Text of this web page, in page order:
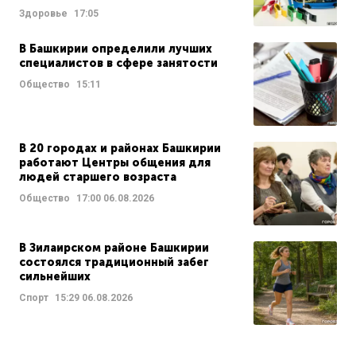
Здоровье 17:05
В Башкирии определили лучших
специалистов в сфере занятости
Общество 15:11
В 20 городах и районах Башкирии
работают Центры общения для
людей старшего возраста
Общество 17:00 06.08.2026
В Зилаирском районе Башкирии
состоялся традиционный забег
сильнейших
Спорт 15:29 06.08.2026